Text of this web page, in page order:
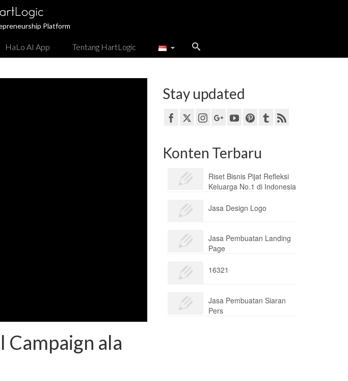
Platform
HaLo AI App Tentang HartLogic
Campaign ala
Stay updated
Konten Terbaru
Riset Bisnis Pijat Refleksi
Keluarga No.1 di Indonesia
Jasa Design Logo
Jasa Pembuatan Landing
Page
16321
Jasa Pembuatan Siaran
Pers